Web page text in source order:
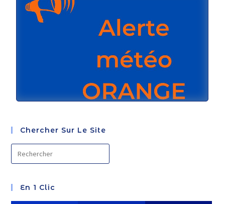
Chercher Sur Le Site
En 1 Clic